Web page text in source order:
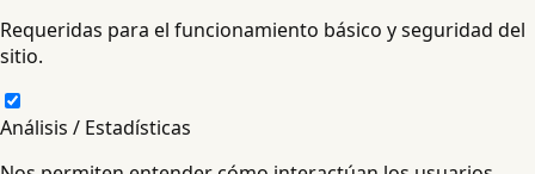
Requeridas para el funcionamiento básico y seguridad del
sitio.
Análisis / Estadísticas